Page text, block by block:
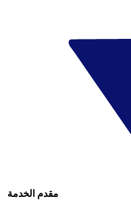
مقدم الخدمة